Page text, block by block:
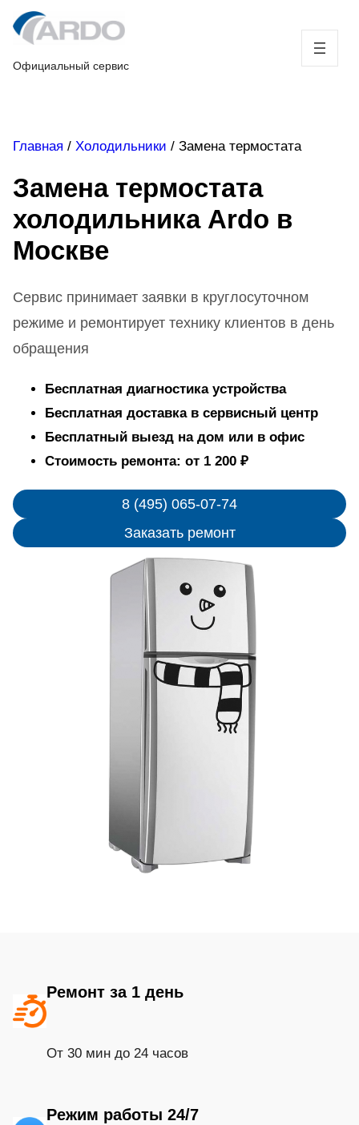
Skip
to
content
Официальный сервис
Главная / Холодильники / Замена термостата
Замена термостата
холодильника Ardo в
Москве
Сервис принимает заявки в круглосуточном
режиме и ремонтирует технику клиентов в день
обращения
Бесплатная диагностика устройства
Бесплатная доставка в сервисный центр
Бесплатный выезд на дом или в офис
Стоимость ремонта: от 1 200 ₽
8 (495) 065-07-74
Заказать ремонт
Ремонт за 1 день
От 30 мин до 24 часов
Режим работы 24/7